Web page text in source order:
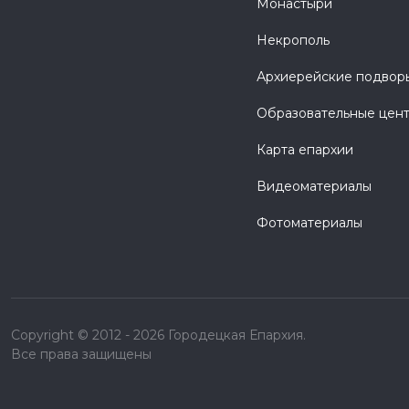
Монастыри
Некрополь
Архиерейские
Образовательные
Карта епархии
Видеоматериалы
Фотоматериалы
Copyright © 2012 - 2026 Городецкая Епархия.
Все права защищены